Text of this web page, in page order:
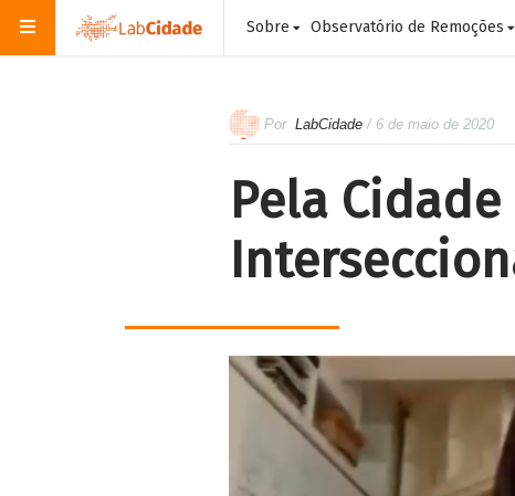
Sobre Observatório de Remoções
Por LabCidade / 6 de maio de 2020
Pela